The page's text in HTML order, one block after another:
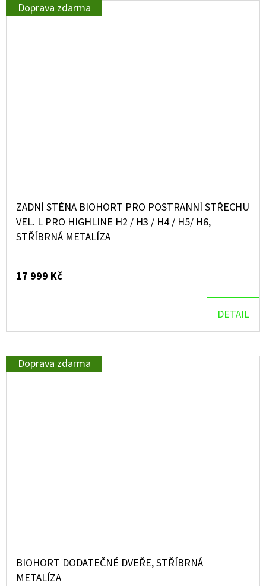
Doprava zdarma
ZADNÍ STĚNA BIOHORT PRO POSTRANNÍ STŘECHU
VEL. L PRO HIGHLINE H2 / H3 / H4 / H5/ H6,
STŘÍBRNÁ METALÍZA
17 999 Kč
DETAIL
Doprava zdarma
BIOHORT DODATEČNÉ DVEŘE, STŘÍBRNÁ
METALÍZA